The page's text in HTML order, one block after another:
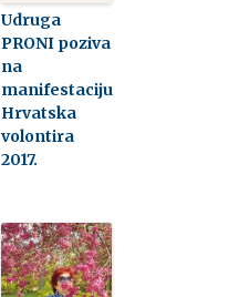
Udruga
PRONI poziva
na
manifestaciju
Hrvatska
volontira
2017.